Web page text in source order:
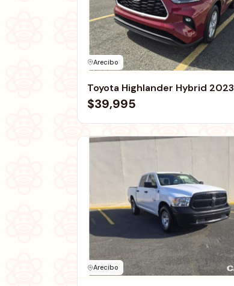
Arecibo
Toyota Highlander Hybrid 2023
$39,995
Arecibo